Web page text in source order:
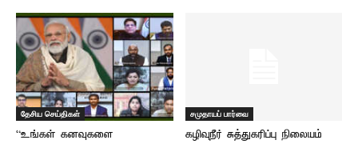
தேசிய செய்திகள்
“உங்கள் கனவுகளை
சமுதாயப் பார்வை
கழிவுநீர் சுத்துகரிப்பு நிலையம்